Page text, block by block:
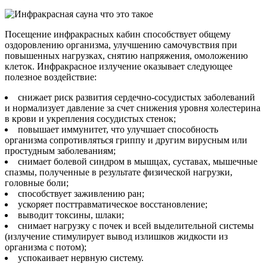
Посещение инфракрасных кабин способствует общему
оздоровлению организма, улучшению самочувствия при
повышенных нагрузках, снятию напряжения, омоложению
клеток. Инфракрасное излучение оказывает следующее
полезное воздействие:
снижает риск развития сердечно-сосудистых заболеваний
и нормализует давление за счет снижения уровня холестерина
в крови и укрепления сосудистых стенок;
повышает иммунитет, что улучшает способность
организма сопротивляться гриппу и другим вирусным или
простудным заболеваниям;
снимает болевой синдром в мышцах, суставах, мышечные
спазмы, полученные в результате физической нагрузки,
головные боли;
способствует заживлению ран;
ускоряет посттравматическое восстановление;
выводит токсины, шлаки;
снимает нагрузку с почек и всей выделительной системы
(излучение стимулирует вывод излишков жидкости из
организма с потом);
успокаивает нервную систему.